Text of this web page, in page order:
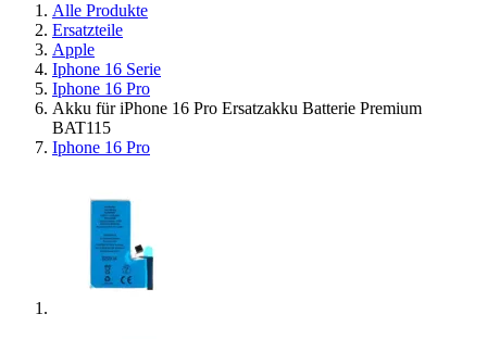
Alle Produkte
Ersatzteile
Apple
Iphone 16 Serie
Iphone 16 Pro
Akku für iPhone 16 Pro Ersatzakku Batterie Premium
BAT115
Iphone 16 Pro